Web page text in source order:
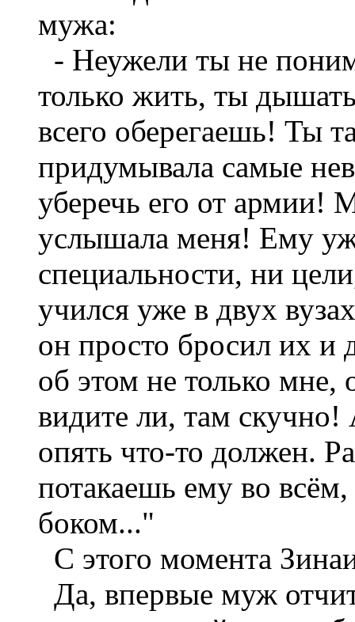
мужа:
- Неужели ты не
только жить, ты
всего оберегаешь! Ты
придумывала самые
уберечь его от армии!
услышала меня! Ему
специальности, ни
учился уже в двух
он просто бросил их и
об этом не только мне,
видите ли, там
опять что-то должен.
потакаешь ему во
боком..."
С этого момента
Да, впервые муж